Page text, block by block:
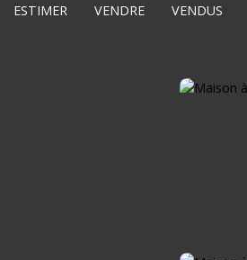
ESTIMER VENDRE VENDUS